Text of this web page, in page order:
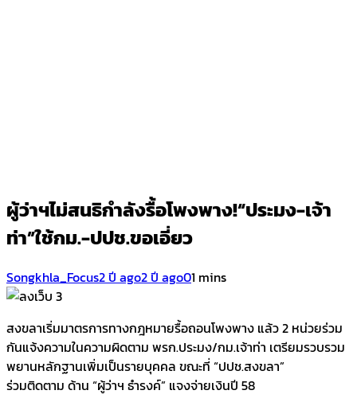
ผู้ว่าฯไม่สนธิกำลังรื้อโพงพาง!“ประมง-เจ้า
ท่า”ใช้กม.-ปปช.ขอเอี่ยว
Songkhla_Focus2 ปี ago2 ปี ago01 mins
สงขลาเริ่มมาตรการทางกฎหมายรื้อถอนโพงพาง แล้ว 2 หน่วยร่วม
กันแจ้งความในความผิดตาม พรก.ประมง/กม.เจ้าท่า เตรียมรวบรวม
พยานหลักฐานเพิ่มเป็นรายบุคคล ขณะที่ “ปปช.สงขลา”
ร่วมติดตาม ด้าน “ผู้ว่าฯ ธำรงค์” แจงจ่ายเงินปี 58